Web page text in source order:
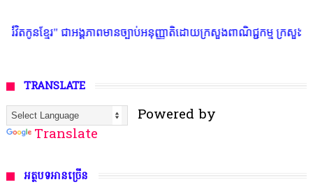
ភាពមានច្បាប់អនុញ្ញាតិដោយក្រសួងពាណិជ្ជកម្ម ក្រសួងការងារ ក្រសួងព័ត៌មា
TRANSLATE
Powered by
Translate
អត្ថបទអានច្រើន